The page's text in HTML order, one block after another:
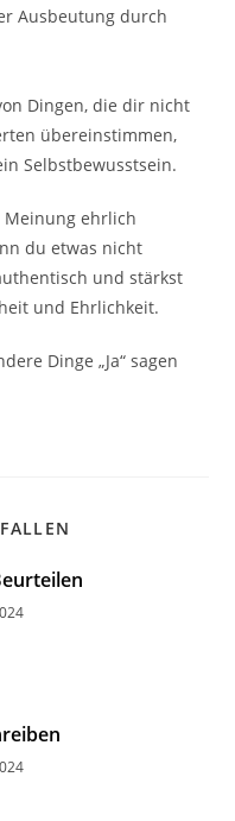
Ausbeutung durch
Dingen, die dir nicht
übereinstimmen,
Selbstbewusstsein.
ehrlich
du etwas nicht
und stärkst
und Ehrlichkeit.
Dinge „Ja“ sagen